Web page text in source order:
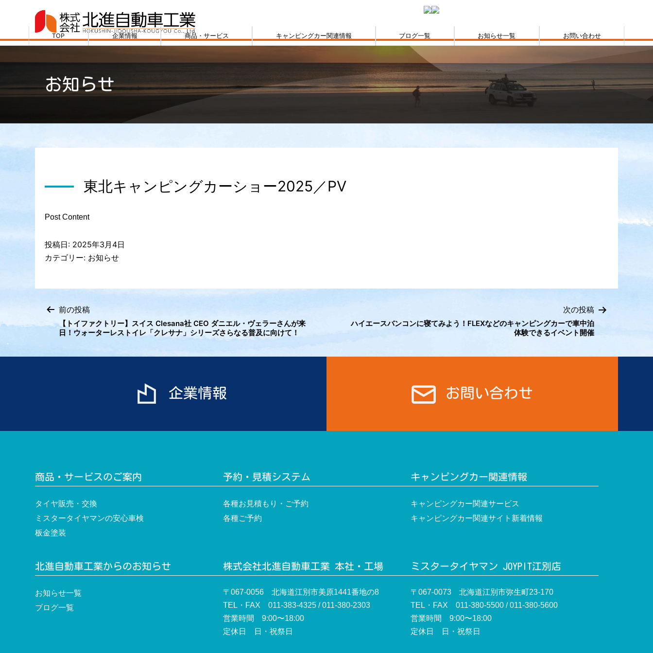
ン
キ
プ
株
社
北
自
TOP 企業情報 商品・サービス キャンピングカー関連情報 ブログ一覧 お知らせ一覧 お問い合わせ
お知らせ
東北キャンピングカーショー2025／PV
Post Content
投稿日: 2025年3月4日
カテゴリー: お知らせ
投
ン
前の投稿
【トイファクトリー】スイス Clesana社 CEO ダニエル・ヴェラーさんが来
日！ウォーターレストイレ「クレサナ」シリーズさらなる普及に向けて！
次の投稿
ハイエースバンコンに寝てみよう！FLEXなどのキャンピングカーで車中泊
体験できるイベント開催
企業情報 お問い合わせ
商品・サービスのご案内
タイヤ販売・交換
ミスタータイヤマンの安心車検
板金塗装
予約・見積システム
各種お見積もり・ご予約
各種ご予約
キャンピングカー関連情報
キャンピングカー関連サービス
キャンピングカー関連サイト新着情報
北進自動車工業からのお知らせ
お知らせ一覧
ブログ一覧
株式会社北進自動車工業 本社・工場
〒067-0056 北海道江別市美原1441番地の8
TEL・FAX 011-383-4325 / 011-380-2303
営業時間 9:00〜18:00
定休日 日・祝祭日
ミスタータイヤマン JOYPIT江別店
〒067-0073 北海道江別市弥生町23-170
TEL・FAX 011-380-5500 / 011-380-5600
営業時間 9:00〜18:00
定休日 日・祝祭日